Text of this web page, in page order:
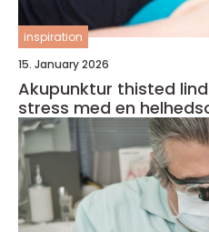
inspiration
15. January 2026
Akupunktur thisted lindring af smerter og
stress med en